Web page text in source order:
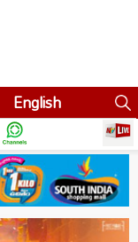
English